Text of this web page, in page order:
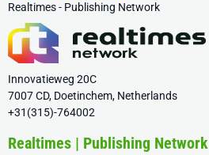
Realtimes - Publishing Network
Innovatieweg 20C
7007 CD, Doetinchem, Netherlands
+31(315)-764002
Realtimes | Publishing Network